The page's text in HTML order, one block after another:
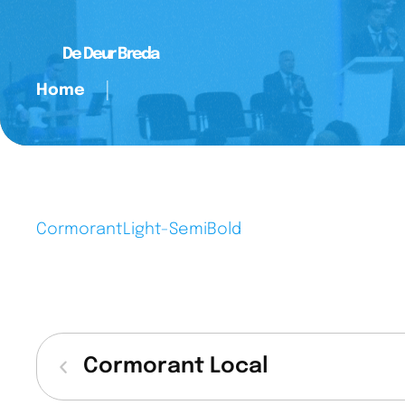
De Deur Breda
Home │
CormorantLight-SemiBold
Cormorant Local